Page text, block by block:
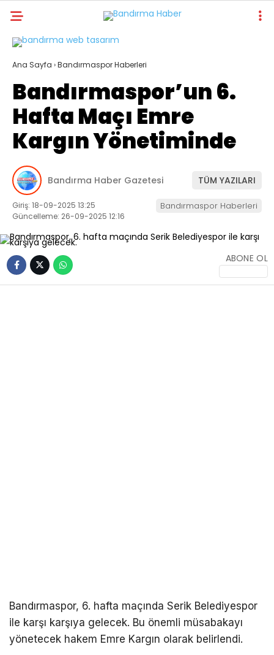
WhatsApp
İhbar Hattı
Instagram
GALERİ VİDEO
BANDIRMA
BANDIRMASPOR
BORDO BASKETBOL
BALIKESIR
İLÇELER
VEFAT
EKONOMI
Ana Sayfa ›Bandırmaspor Haberleri
Bandırmaspor’un 6.
Hafta Maçı Emre
Kargın Yönetiminde
Bandırma Haber Gazetesi TÜM YAZILARI
Giriş: 18-09-2025 13:25
Güncelleme: 26-09-2025 12:16
Bandırmaspor Haberleri
ABONE OL
Bandırmaspor, 6. hafta maçında Serik Belediyespor
ile karşı karşıya gelecek. Bu önemli müsabakayı
yönetecek hakem Emre Kargın olarak belirlendi.